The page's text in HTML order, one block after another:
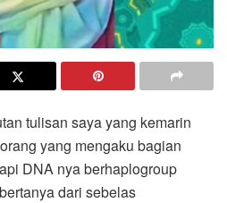
tulisan saya yang kemarin
yang mengaku bagian
DNA nya berhaplogroup
dari sebelas